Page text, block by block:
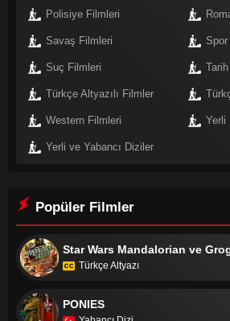
Polisiye Filmleri
Savaş Filmleri
Suç Filmleri
Türkçe Altyazılı Filmler
Western Filmleri Yerli
Yerli ve Yabancı Diziler
Popüler Filmler
Star Wars Mandalorian ve
Türkçe Altyazı
PONIES